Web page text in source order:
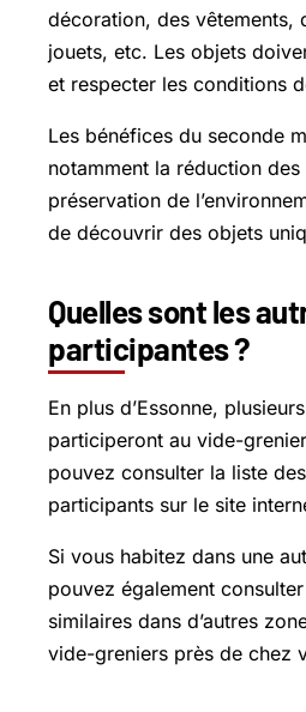
décoration, des vêtements,
jouets, etc. Les objets
et respecter les conditions
Les bénéfices du seconde
notamment la réduction des
préservation de
de découvrir des objets
Quelles sont les
participantes ?
En plus d’Essonne,
participeront au vide-
pouvez consulter la liste
participants sur le site
Si vous habitez dans une
pouvez également
similaires dans d’autres
vide-greniers près de chez